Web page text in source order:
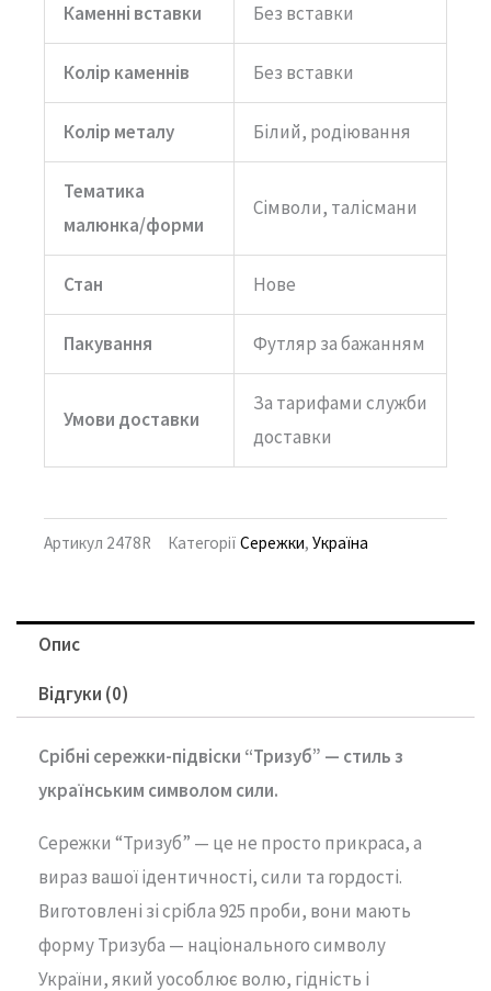
Каменні вставки Без вставки
Колір каменнів Без вставки
Колір металу Білий, родіювання
Тематика
малюнка/форми
Сімволи, талісмани
Стан Нове
Пакування Футляр за бажанням
Умови доставки
За тарифами служби
доставки
Артикул 2478R Категорії Сережки, Україна
Опис
Відгуки (0)
Срібні сережки-підвіски “Тризуб” — стиль з
українським символом сили.
Сережки “Тризуб” — це не просто прикраса,а
вираз вашоїідентичності,сили та гордості.
Виготовлені зісрібла925 проби, вони мають
формуТризуба — національногосимволу
України,який уособлює волю, гідність і